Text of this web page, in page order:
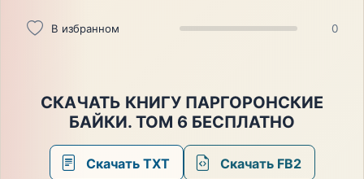
В избранном 0
СКАЧАТЬ КНИГУ ПАРГОРОНСКИЕ
БАЙКИ. ТОМ 6 БЕСПЛАТНО
Скачать TXT Скачать FB2